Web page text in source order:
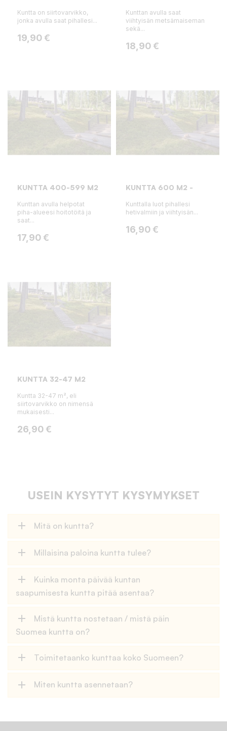
Kuntta on siirtovarvikko,
jonka avulla saat pihallesi...
Hinta
19,90 €
Kunttan avulla saat
viihtyisän metsämaiseman
sekä...
Hinta
18,90 €
KUNTTA 400-599 M2
Kunttan avulla helpotat
piha-alueesi hoitotöitä ja
saat...
Hinta
17,90 €
KUNTTA 600 M2 -
Kunttalla luot pihallesi
hetivalmiin ja viihtyisän...
Hinta
16,90 €
KUNTTA 32-47 M2
Kuntta 32-47 m², eli
siirtovarvikko on nimensä
mukaisesti...
Hinta
26,90 €
USEIN KYSYTYT KYSYMYKSET
add Mitä on kuntta?
add Millaisina paloina kuntta tulee?
add
Kuinka monta päivää kuntan
saapumisesta kuntta pitää asentaa?
add
Mistä kuntta nostetaan / mistä päin
Suomea kuntta on?
add Toimitetaanko kunttaa koko Suomeen?
add Miten kuntta asennetaan?